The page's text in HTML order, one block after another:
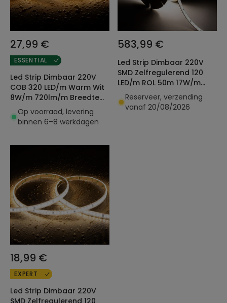
27,99 €
ESSENTIAL
Led Strip Dimbaar 220V
COB 320 LED/m Warm Wit
8W/m 720lm/m Breedte
12mm te knippen om de
50cm IP65 CRI90 Op maat
Op voorraad, levering
binnen 6–8 werkdagen
583,99 €
Led Strip Dimbaar 220V
SMD Zelfregulerend 120
LED/m ROL 50m 17W/m
2040lm/m SILICONE FLEX
Ic-2p Breedte 12mm te
knippen 10cm IP65
Reserveer, verzending
vanaf 20/08/2026
18,99 €
EXPERT
Led Strip Dimbaar 220V